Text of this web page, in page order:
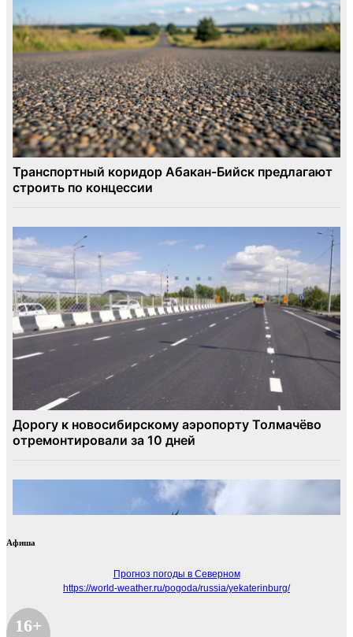
Афиша
Прогноз погоды в Северном
https://world-weather.ru/pogoda/russia/yekaterinburg/
16+